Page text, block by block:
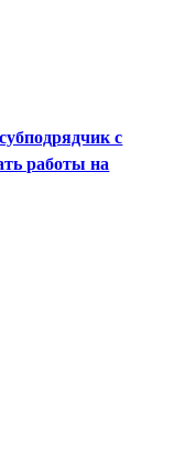
с
работы на